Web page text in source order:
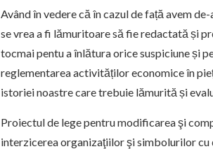
Având în vedere că în cazul de față avem
se vrea a fi lămuritoare să fie redactată și
tocmai pentu a înlătura orice suspiciune și
reglementarea activităților economice în
istoriei noastre care trebuie lămurită și
Proiectul de lege pentru modificarea şi
interzicerea organizaţiilor şi simbolurilor